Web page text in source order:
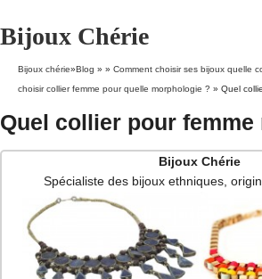
Bijoux Chérie
Bijoux chérie»Blog » » Comment choisir ses bijoux quelle
choisir collier femme pour quelle morphologie ? » Quel
Quel collier pour femme
Bijoux Chérie
Spécialiste des bijoux ethniques,